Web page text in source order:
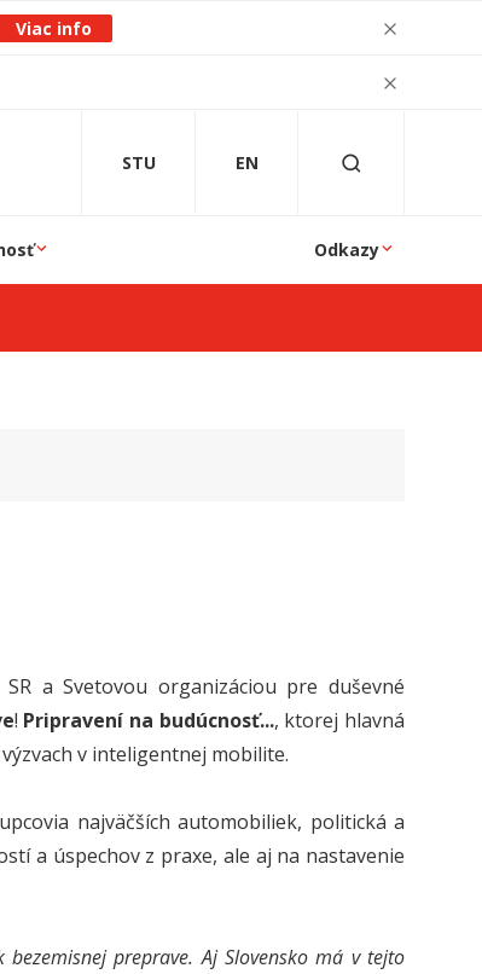
Viac info
STU EN
Odkazy
a Svetovou organizáciou pre duševné
! Pripravení na budúcnosť..., ktorej hlavná
v inteligentnej mobilite.
najväčších automobiliek, politická a
a úspechov z praxe, ale aj na nastavenie
preprave. Aj Slovensko má v tejto